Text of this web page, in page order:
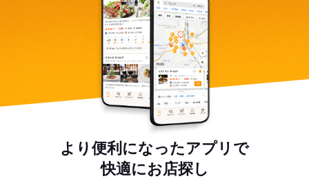
より便利になったアプリで
快適にお店探し